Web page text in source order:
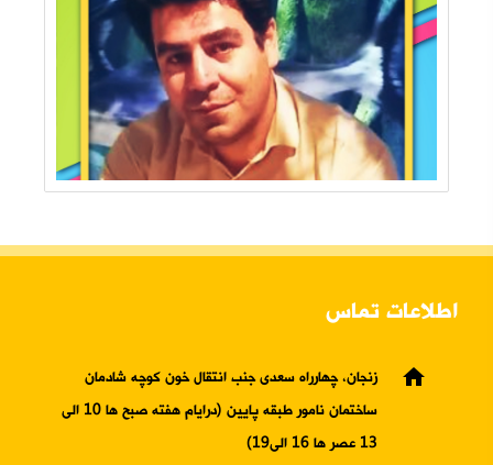
اطلاعات تماس
home
زنجان، چهارراه سعدی جنب انتقال خون کوچه شادمان
ساختمان نامور طبقه پایین (درایام هفته صبح ها 10 الی
13 عصر ها 16 الی19)